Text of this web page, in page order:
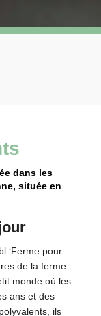
dans les
située en
‘Ferme pour
de la ferme
monde où les
ans et des
ils